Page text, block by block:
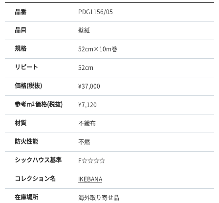
品番 PDG1156/05
品目 壁紙
規格 52cm×10m巻
リピート 52cm
価格(税抜) ¥37,000
参考m2価格(税抜) ¥7,120
材質 不織布
防火性能 不燃
シックハウス基準 F☆☆☆☆
コレクション名 IKEBANA
在庫場所 海外取り寄せ品